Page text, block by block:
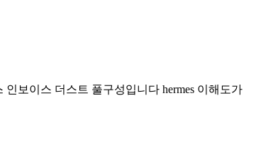
보이스 더스트 풀구성입니다 hermes 이해도가